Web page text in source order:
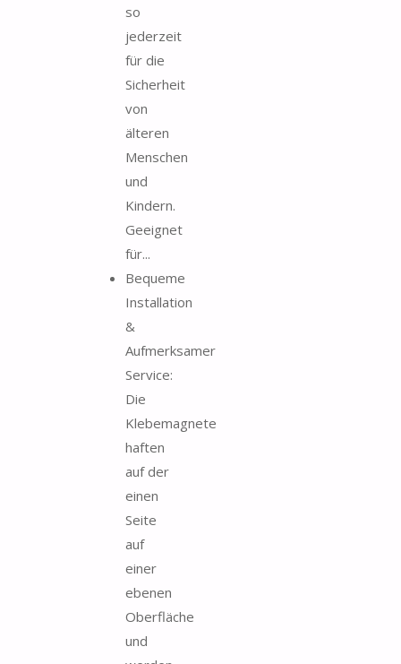
so
jederzeit
für die
Sicherheit
von
älteren
Menschen
und
Kindern.
Geeignet
für...
Bequeme
Installation
&
Aufmerksamer
Service:
Die
Klebemagnete
haften
auf der
einen
Seite
auf
einer
ebenen
Oberfläche
und